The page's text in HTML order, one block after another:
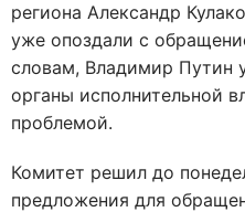
региона Александр
уже опоздали с
словам, Владимир Путин
органы исполнительной
проблемой.
Комитет решил до
предложения для